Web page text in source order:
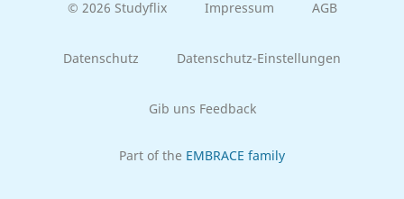
© 2026 Studyflix Impressum AGB
Datenschutz Datenschutz-Einstellungen
Gib uns Feedback
Part of the EMBRACE family